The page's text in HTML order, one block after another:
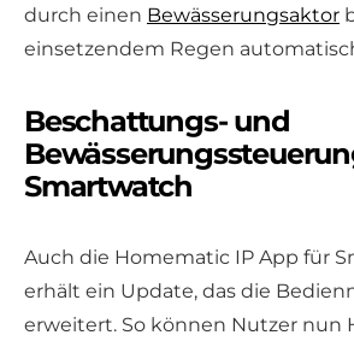
durch einen Bewässerungsaktor
einsetzendem Regen
Beschattungs- und
Smartwatch
Auch die Homematic IP App für
erhält ein Update, das die
erweitert. So können Nutzer nun